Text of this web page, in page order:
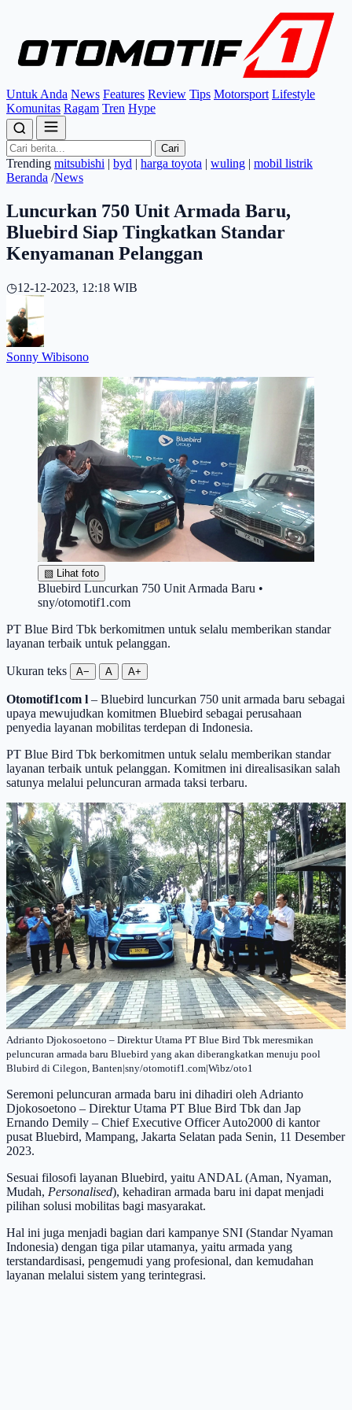
Untuk Anda News Features Review Tips Motorsport Lifestyle
Komunitas Ragam Tren Hype
Cari
Trending mitsubishi | byd | harga toyota | wuling | mobil listrik
Beranda /News
Luncurkan 750 Unit Armada Baru,
Bluebird Siap Tingkatkan Standar
Kenyamanan Pelanggan
◷12-12-2023, 12:18 WIB
Sonny Wibisono
▧ Lihat foto
Bluebird Luncurkan 750 Unit Armada Baru •
sny/otomotif1.com
PT Blue Bird Tbk berkomitmen untuk selalu memberikan standar
layanan terbaik untuk pelanggan.
Ukuran teks A− A A+
Otomotif1com l – Bluebird luncurkan 750 unit armada baru sebagai
upaya mewujudkan komitmen Bluebird sebagai perusahaan
penyedia layanan mobilitas terdepan di Indonesia.
PT Blue Bird Tbk berkomitmen untuk selalu memberikan standar
layanan terbaik untuk pelanggan. Komitmen ini direalisasikan salah
satunya melalui peluncuran armada taksi terbaru.
Adrianto Djokosoetono – Direktur Utama PT Blue Bird Tbk meresmikan
peluncuran armada baru Bluebird yang akan diberangkatkan menuju pool
Blubird di Cilegon, Banten|sny/otomotif1.com|Wibz/oto1
Seremoni peluncuran armada baru ini dihadiri oleh Adrianto
Djokosoetono – Direktur Utama PT Blue Bird Tbk dan Jap
Ernando Demily – Chief Executive Officer Auto2000 di kantor
pusat Bluebird, Mampang, Jakarta Selatan pada Senin, 11 Desember
2023.
Sesuai filosofi layanan Bluebird, yaitu ANDAL (Aman, Nyaman,
Mudah, Personalised), kehadiran armada baru ini dapat menjadi
pilihan solusi mobilitas bagi masyarakat.
Hal ini juga menjadi bagian dari kampanye SNI (Standar Nyaman
Indonesia) dengan tiga pilar utamanya, yaitu armada yang
terstandardisasi, pengemudi yang profesional, dan kemudahan
layanan melalui sistem yang terintegrasi.